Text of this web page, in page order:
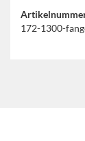
172-1300-